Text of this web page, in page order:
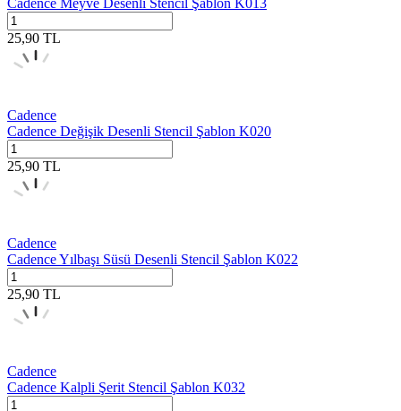
25,90 TL
Cadence
Cadence Değişik Desenli Stencil Şablon K020
25,90 TL
Cadence
Cadence Yılbaşı Süsü Desenli Stencil Şablon K022
25,90 TL
Cadence
Cadence Kalpli Şerit Stencil Şablon K032